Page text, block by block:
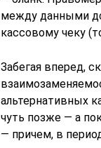
между данными
кассовому чеку
Забегая вперед,
альтернативных
чуть позже — а
— причем, в